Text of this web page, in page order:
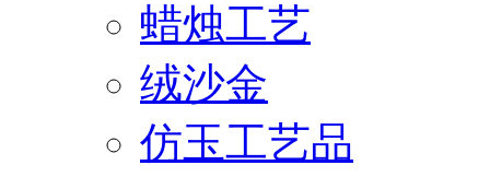
蜡烛工艺
绒沙金
仿玉工艺品